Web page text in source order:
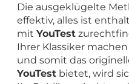
Die ausgeklügelte
effektiv, alles ist
mit YouTest
Ihrer Klassiker
und somit das
YouTest bietet, wird